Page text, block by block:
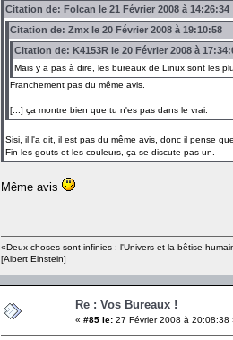
Citation de: Folcan le 21 Février 2008 à 14:26:34
Citation de: Zmx le 20 Février 2008 à 19:10:58
Citation de: K4153R le 20 Février 2008 à
Mais y a pas à dire, les bureaux de Linux sont les
Franchement pas du même avis.
[...] ça montre bien que tu n'es pas dans le vrai.
Sisi, il l'a dit, il est pas du même avis, donc il pense
Fin les gouts et les couleurs, ça se discute pas un.
Même avis
«Deux choses sont infinies : l'Univers et la bêtise
[Albert Einstein]
Re : Vos Bureaux !
« #85 le: 27 Février 2008 à 20:08:38